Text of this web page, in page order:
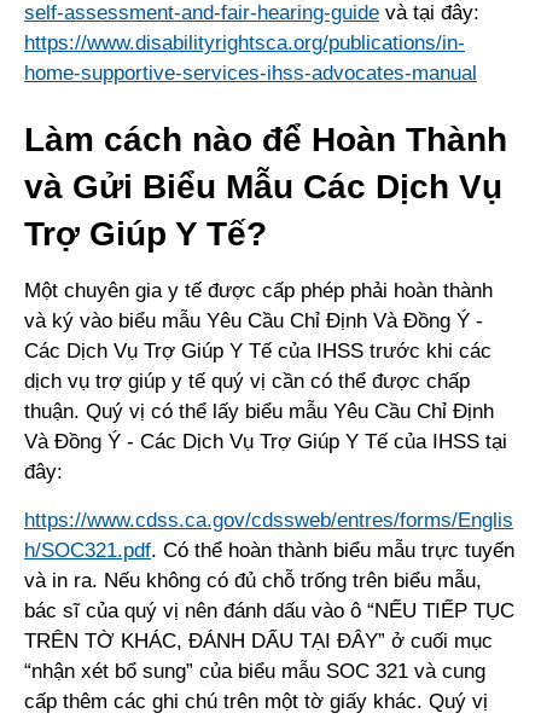
self-assessment-and-fair-hearing-guide và tại đây:
https://www.disabilityrightsca.org/publications/in-
home-supportive-services-ihss-advocates-manual
Làm cách nào để Hoàn Thành
và Gửi Biểu Mẫu Các Dịch Vụ
Trợ Giúp Y Tế?
Một chuyên gia y tế được cấp phép phải hoàn thành
và ký vào biểu mẫu Yêu Cầu Chỉ Định Và Đồng Ý -
Các Dịch Vụ Trợ Giúp Y Tế của IHSS trước khi các
dịch vụ trợ giúp y tế quý vị cần có thể được chấp
thuận. Quý vị có thể lấy biểu mẫu Yêu Cầu Chỉ Định
Và Đồng Ý - Các Dịch Vụ Trợ Giúp Y Tế của IHSS tại
đây:
https://www.cdss.ca.gov/cdssweb/entres/forms/Englis
h/SOC321.pdf. Có thể hoàn thành biểu mẫu trực tuyến
và in ra. Nếu không có đủ chỗ trống trên biểu mẫu,
bác sĩ của quý vị nên đánh dấu vào ô “NẾU TIẾP TỤC
TRÊN TỜ KHÁC, ĐÁNH DẤU TẠI ĐÂY” ở cuối mục
“nhận xét bổ sung” của biểu mẫu SOC 321 và cung
cấp thêm các ghi chú trên một tờ giấy khác. Quý vị